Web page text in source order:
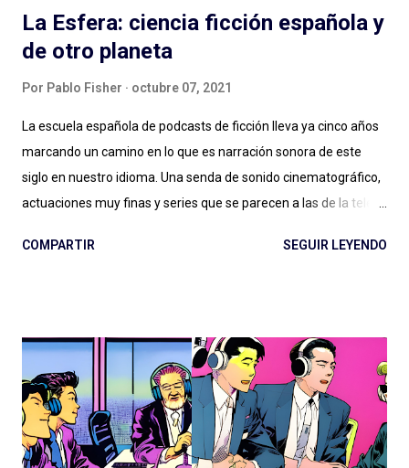
La Esfera: ciencia ficción española y
de otro planeta
Por Pablo Fisher octubre 07, 2021
La escuela española de podcasts de ficción lleva ya cinco años
marcando un camino en lo que es narración sonora de este
siglo en nuestro idioma. Una senda de sonido cinematográfico,
actuaciones muy finas y series que se parecen a las de la tele
Apagón en adelante. Ese nivel presupuestario, esa dedicación
del viejo radioteatro. En ese rumbo, La Esfera es la gran
superproducción que entregó Podium Podcast este año, con
una historia (nuevamente) de ciencia ficción que retoma un
tema clásico del género: los OVNIs, la presencia extraterrestre
en nuestro planeta, las conspiraciones gubernamentales y "The
COMPARTIR SEGUIR LEYENDO